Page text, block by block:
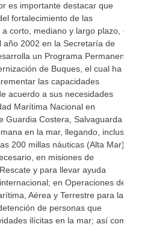
es importante destacar que
fortalecimiento de las
corto, mediano y largo plazo, es
año 2002 en la Secretaría de
un Programa Permanente
de Buques, el cual ha
las capacidades
acuerdo a sus necesidades
Marítima Nacional en
Guardia Costera, Salvaguarda
en la mar, llegando, incluso,
200 millas náuticas (Alta Mar)
en misiones de
y para llevar ayuda
en Operaciones de
Aérea y Terrestre para la
de personas que
ilícitas en la mar; así como